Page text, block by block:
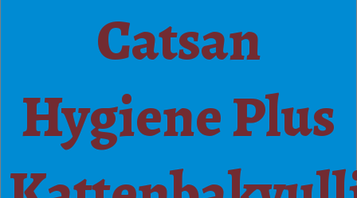
Catsan
Hygiene Plus